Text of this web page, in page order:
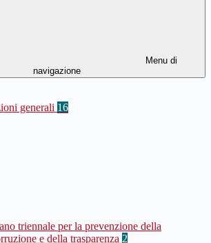
Menu di
navigazione
generali 16
triennale per la prevenzione della
e della trasparenza 2